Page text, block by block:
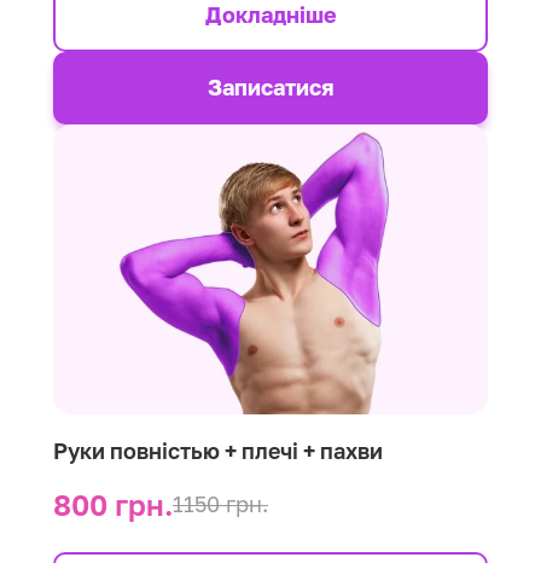
Докладніше
Записатися
Руки повністью + плечі + пахви
800 грн.1150 грн.